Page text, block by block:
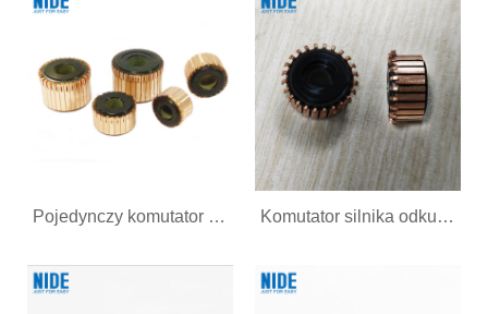
Pojedynczy komutator silnika do silnika prądu przemiennego Komutator silnika odkurzacza